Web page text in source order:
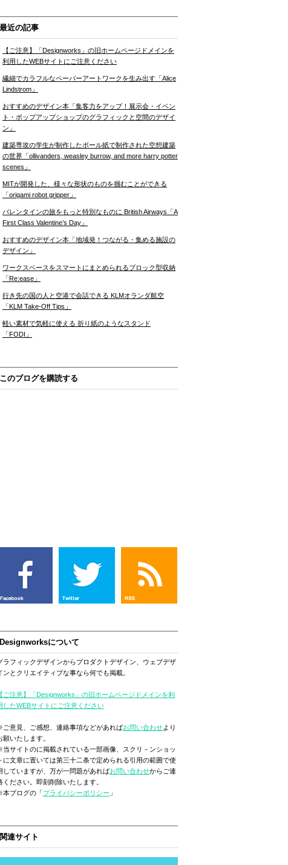
最近の記事
【ご注意】「Designworks」の旧ホームページドメインを
利用したWEBサイトにご注意ください
繊細でカラフルなペーパーアートワークを生み出す「Alice
Lindstrom」
おすすめのデザイン本「集客力をアップ！展示会・イベン
ト・ポップアップショップのグラフィックと空間のデザイ
ン」
建築専攻の学生が制作したボール紙で制作された空想建築
の世界「ollivanders, weasley burrow, and more harry potter
scenes」
MITが開発した、様々な形状のものを掴むことができる
「origami robot gripper」
バレンタインの旅をもっと特別なものに British Airways「A
First Class Valentine’s Day」
おすすめのデザイン本「地域発！つながる・集める施設の
デザイン」
ワークスペースをスマートにまとめられるブロック型収納
「Re:ease」
行き先の国の人と空港で会話できる KLMオランダ航空
「KLM Take-Off Tips」
軽い素材で気軽に使える 折り紙のようなスタンド
「FODI」
このブログを購読する
Designworksについて
ラフィックデザインからプロダクトデザイン、ウェブデザ
ンとクリエイティブな事なら何でも掲載。
【ご注意】「Designworks」の旧ホームページドメインを利
したWEBサイトにご注意ください
意見、ご感想、連絡事項などがあればお問い合わせより
願いたします。
サイトのに掲載されている一部画像、スクリ－ンショッ
に文章に置いては第三十二条で定められる引用の範囲で使
していますが、万が一問題があればお問い合わせからご連
ください。即刻削除いたします。
ブログの「プライバシーポリシー 」
関連サイト